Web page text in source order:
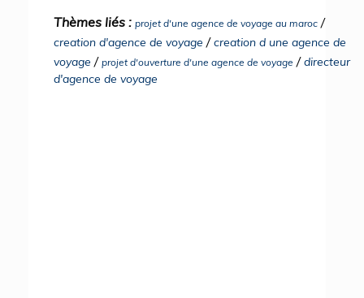
Thèmes liés : projet d'une agence de voyage au maroc /
creation d'agence de voyage /creation d une agence de
voyage / projet d'ouverture d'une agence de voyage /directeur
d'agence de voyage